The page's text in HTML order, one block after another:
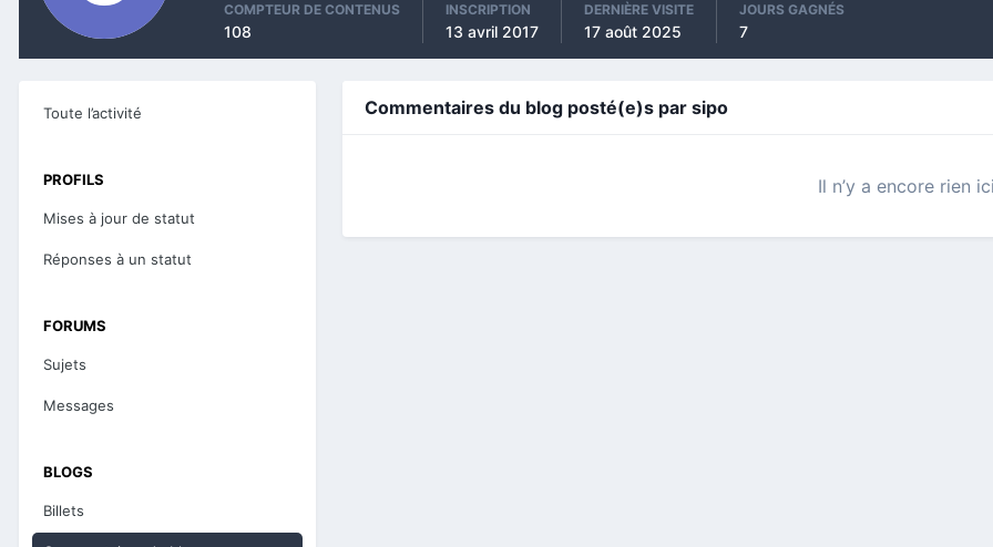
COMPTEUR DE CONTENUS
108
INSCRIPTION
13 avril 2017
DERNIÈRE VISITE
17 août 2025
JOURS GAGNÉS
7
Toute l’activité
PROFILS
Mises à jour de statut
Réponses à un statut
FORUMS
Sujets
Messages
BLOGS
Billets
Commentaires du blog posté(e)s par sipo
Il n’y a encore rien